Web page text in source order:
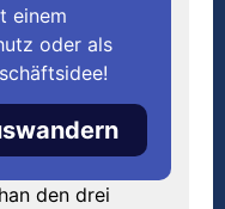
einem
oder als
den drei